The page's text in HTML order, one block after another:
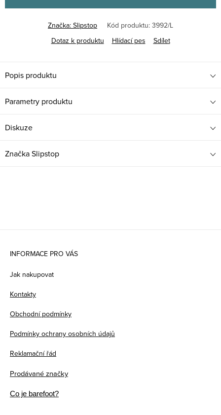
Značka: Slipstop Kód produktu: 3992/L
Dotaz k produktu
Hlídací pes Sdílet
Popis produktu
Parametry produktu
Diskuze
ZnačkaSlipstop
INFORMACE PRO VÁS
Jak nakupovat
Kontakty
Obchodní podmínky
Podmínky ochrany osobních údajů
Reklamační řád
Prodávané značky
Co je barefoot?